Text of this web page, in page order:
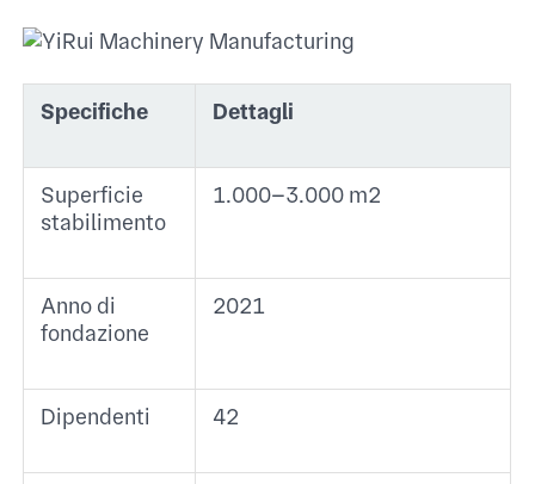
Specifiche Dettagli
Superficie
stabilimento
1.000–3.000 m² ​
Anno di
fondazione
2021 ​
Dipendenti 42 ​